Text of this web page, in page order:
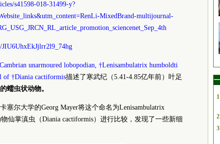
s41598-018-31499-y?
MixedBrand-multijournal-
unarmoured lobopodian, †Lenisambulatrix humboldti
of †Diania cactiformis描述了寒武纪（5.41-4.85亿年前）叶足
蠕虫状动物。
塞尔大学的Georg Mayer将这个命名为Lenisambulatrix
仙掌滇虫（Diania cactiformis）进行比较，发现了一些新细
1
2
3